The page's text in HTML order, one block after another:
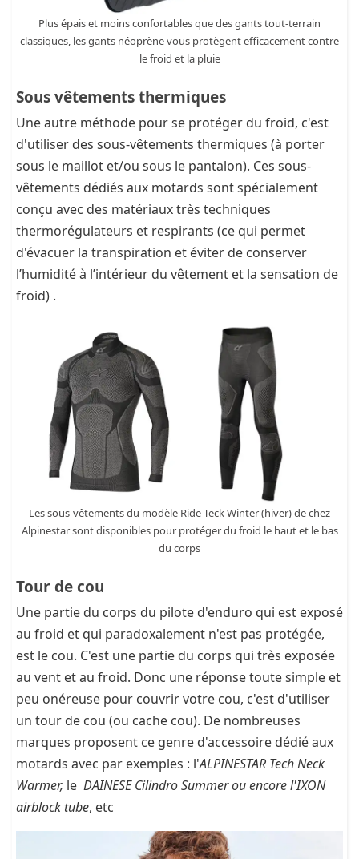
Plus épais et moins confortables que des gants tout-terrain
classiques, les gants néoprène vous protègent efficacement contre
le froid et la pluie
Sous vêtements thermiques
Une autre méthode pour se protéger du froid, c'est
d'utiliser des sous-vêtements thermiques (à porter
sous le maillot et/ou sous le pantalon). Ces sous-
vêtements dédiés aux motards sont spécialement
conçu avec des matériaux très techniques
thermorégulateurs et respirants (ce qui permet
d'évacuer la transpiration et éviter de conserver
l’humidité à l’intérieur du vêtement et la sensation de
froid) .
Les sous-vêtements du modèle Ride Teck Winter (hiver) de chez
Alpinestar sont disponibles pour protéger du froid le haut et le bas
du corps
Tour de cou
Une partie du corps du pilote d'enduro qui est exposé
au froid et qui paradoxalement n'est pas protégée,
est le cou. C'est une partie du corps qui très exposée
au vent et au froid. Donc une réponse toute simple et
peu onéreuse pour couvrir votre cou, c'est d'utiliser
un tour de cou (ou cache cou). De nombreuses
marques proposent ce genre d'accessoire dédié aux
motards avec par exemples : l'ALPINESTAR Tech Neck
Warmer, le DAINESE Cilindro Summer ou encore l'IXON
airblock tube, etc